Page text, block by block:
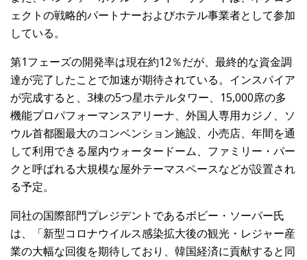
ェクトの戦略的パートナーおよびホテル事業者として参加
している。
第1フェーズの開発率は現在約12％だが、最終的な資金調
達が完了したことで加速が期待されている。インスパイア
が完成すると、3棟の5つ星ホテルタワー、15,000席の多
機能プロパフォーマンスアリーナ、外国人専用カジノ、ソ
ウル首都圏最大のコンベンション施設、小売店、年間を通
して利用できる屋内ウォータードーム、ファミリー・パー
クと呼ばれる大規模な屋外テーマスペースなどが設置され
る予定。
同社の国際部門プレジデントであるボビー・ソーパー氏
は、「新型コロナウイルス感染拡大後の観光・レジャー産
業の大幅な回復を期待しており、韓国経済に貢献すると同